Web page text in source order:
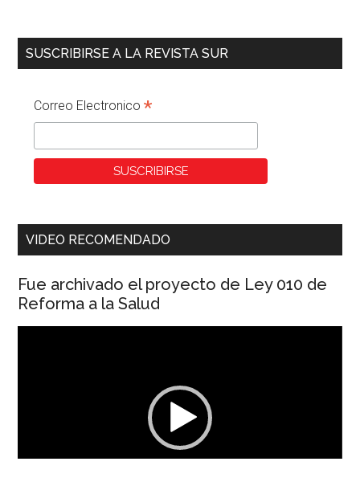
SUSCRIBIRSE A LA REVISTA SUR
Correo Electronico*
VIDEO RECOMENDADO
Fue archivado el proyecto de Ley 010 de
Reforma a la Salud